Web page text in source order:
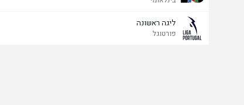
ליגה ראשונה
פורטוגל